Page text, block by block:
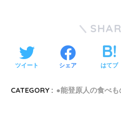
ツイート シェア はてブ
CATEGORY : ●能登原人の食べ